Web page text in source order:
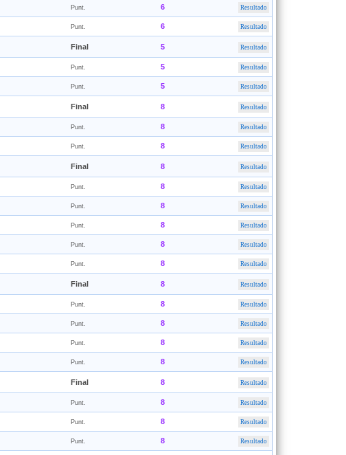
Punt. 6 Resultado
Punt. 6 Resultado
Final 5 Resultado
Punt. 5 Resultado
Punt. 5 Resultado
Final 8 Resultado
Punt. 8 Resultado
Punt. 8 Resultado
Final 8 Resultado
Punt. 8 Resultado
Punt. 8 Resultado
Punt. 8 Resultado
Punt. 8 Resultado
Punt. 8 Resultado
Final 8 Resultado
Punt. 8 Resultado
Punt. 8 Resultado
Punt. 8 Resultado
Punt. 8 Resultado
Final 8 Resultado
Punt. 8 Resultado
Punt. 8 Resultado
Punt. 8 Resultado